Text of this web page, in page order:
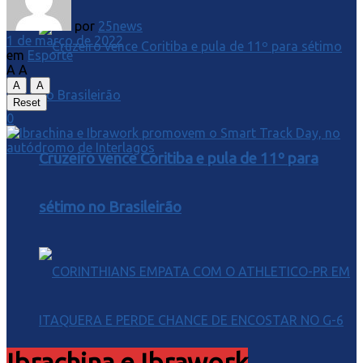
Cruzeiro vence Coritiba e pula de 11º para
sétimo no Brasileirão
por 25news
1 de março de 2022
em Esporte
A A
A
A
Reset
0